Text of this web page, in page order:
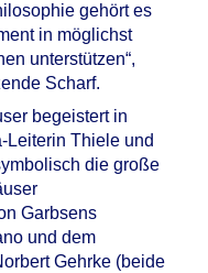
gehört es
in möglichst
unterstützen“,
Scharf.
begeistert in
Leiterin Thiele und
die große
Garbsens
und dem
Gehrke (beide